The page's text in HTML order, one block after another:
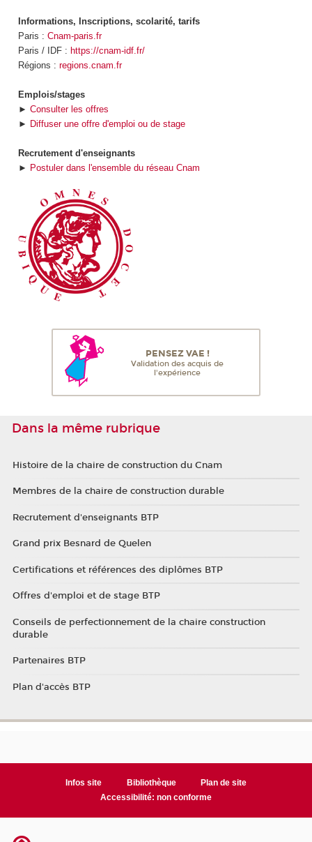
Informations, Inscriptions, scolarité, tarifs
Paris : Cnam-paris.fr
Paris / IDF : https://cnam-idf.fr/
Régions : regions.cnam.fr
Emplois/stages
► Consulter les offres
► Diffuser une offre d'emploi ou de stage
Recrutement d'enseignants
► Postuler dans l'ensemble du réseau Cnam
PENSEZ VAE !
Validation des acquis de
l'expérience
Dans la même rubrique
Histoire de la chaire de construction du Cnam
Membres de la chaire de construction durable
Recrutement d'enseignants BTP
Grand prix Besnard de Quelen
Certifications et références des diplômes BTP
Offres d'emploi et de stage BTP
Conseils de perfectionnement de la chaire construction
durable
Partenaires BTP
Plan d'accès BTP
Infos site Bibliothèque
Plan de site
Accessibilité: non conforme